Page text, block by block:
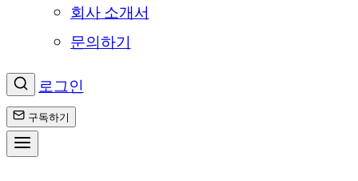
회사 소개서
문의하기
로그인
구독하기